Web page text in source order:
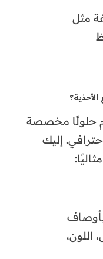
مثل
حلولًا مخصصة
إليك
اللون،